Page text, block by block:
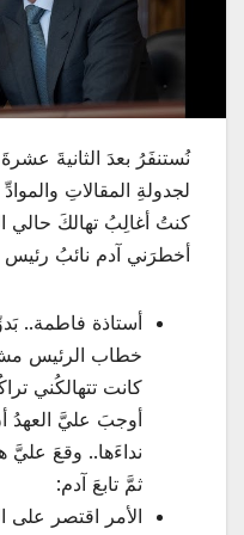
نُستنفَرُ بعدَ الثانيةَ
لجدولةِ المقالاتِ
كنتُ أغالِبُ تهالكَ حالي
أخطرَني آدم نائبُ رئيس
أستاذة فاطمة..
خطاب الرئيس
كانت تتهالكُني
أوجبَ عليَّ العهدُ أن
نداءَها.. وقعَ عليَّ
ثمَّ تابعَ آدم:
الأمر اقتصر على